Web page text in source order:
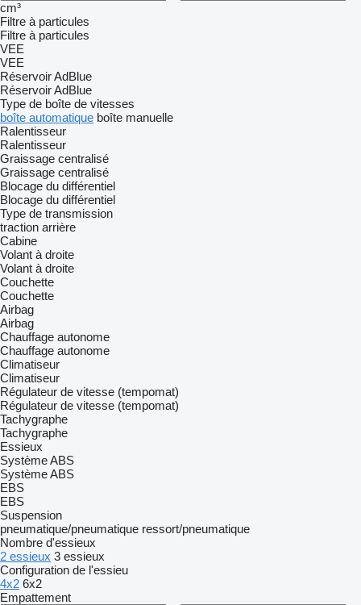
cm³
Filtre à particules
Filtre à particules
VEE
VEE
Réservoir AdBlue
Réservoir AdBlue
Type de boîte de vitesses
boîte automatique boîte manuelle
Ralentisseur
Ralentisseur
Graissage centralisé
Graissage centralisé
Blocage du différentiel
Blocage du différentiel
Type de transmission
traction arrière
Cabine
Volant à droite
Volant à droite
Couchette
Couchette
Airbag
Airbag
Chauffage autonome
Chauffage autonome
Climatiseur
Climatiseur
Régulateur de vitesse (tempomat)
Régulateur de vitesse (tempomat)
Tachygraphe
Tachygraphe
Essieux
Système ABS
Système ABS
EBS
EBS
Suspension
pneumatique/pneumatique ressort/pneumatique
Nombre d'essieux
2 essieux 3 essieux
Configuration de l'essieu
4x2 6x2
Empattement